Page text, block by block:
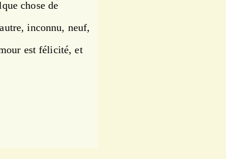
chose de
inconnu, neuf,
est félicité, et